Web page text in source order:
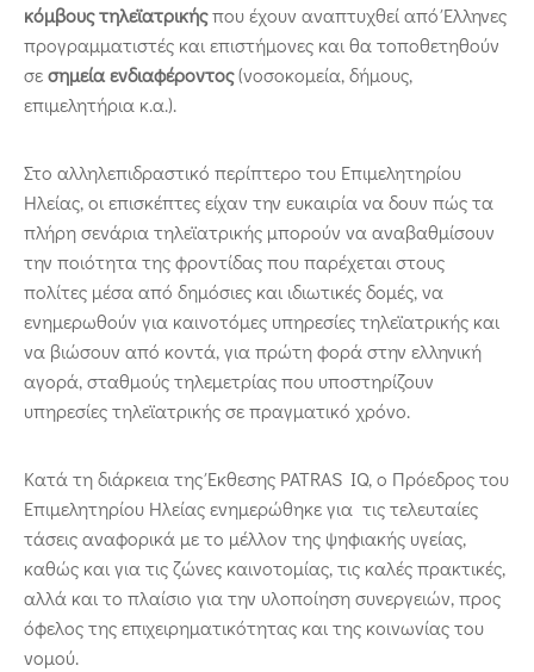
κόμβους τηλεϊατρικήςπου έχουν αναπτυχθεί από Έλληνες
προγραμματιστές και επιστήμονες και θα τοποθετηθούν
σεσημεία ενδιαφέροντος(νοσοκομεία, δήμους,
επιμελητήρια κ.α.).
Στο αλληλεπιδραστικό περίπτερο του Επιμελητηρίου
Ηλείας, οι επισκέπτες είχαν την ευκαιρία να δουν πώς τα
πλήρη σενάρια τηλεϊατρικής μπορούν να αναβαθμίσουν
την ποιότητα της φροντίδας που παρέχεται στους
πολίτες μέσα από δημόσιες και ιδιωτικές δομές, να
ενημερωθούν για καινοτόμες υπηρεσίες τηλεϊατρικής και
να βιώσουν από κοντά, για πρώτη φορά στην ελληνική
αγορά, σταθμούς τηλεμετρίας που υποστηρίζουν
υπηρεσίες τηλεϊατρικής σε πραγματικό χρόνο.
Κατά τη διάρκεια της Έκθεσης PATRAS IQ, ο Πρόεδρος του
Επιμελητηρίου Ηλείας ενημερώθηκε για τις τελευταίες
τάσεις αναφορικά με το μέλλον της ψηφιακής υγείας,
καθώς και για τις ζώνες καινοτομίας, τις καλές πρακτικές,
αλλά και το πλαίσιο για την υλοποίηση συνεργειών, προς
όφελος της επιχειρηματικότητας και της κοινωνίας του
νομού.